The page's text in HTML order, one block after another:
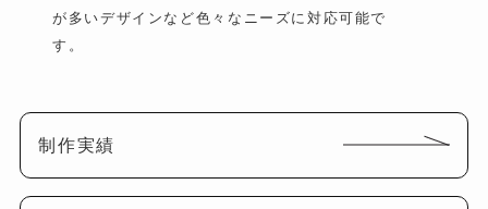
が多いデザインなど色々なニーズに対応可能で
す。
制作実績